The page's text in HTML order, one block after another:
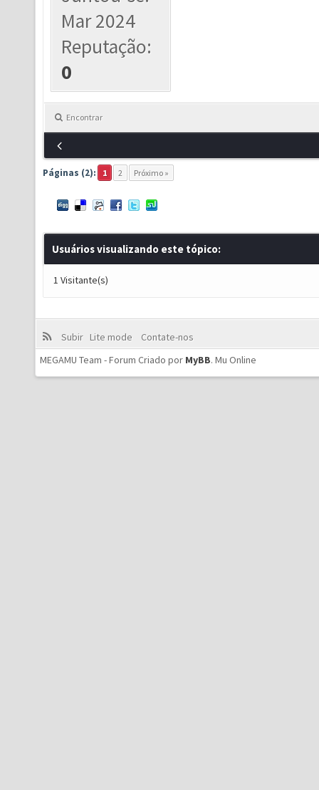
Mar 2024
Reputação:
0
Encontrar
Páginas (2): 1 2 Próximo »
Usuários visualizando este tópico:
1 Visitante(s)
Subir Lite mode
Contate-nos
MEGAMU Team - Forum Criado por MyBB. Mu Online